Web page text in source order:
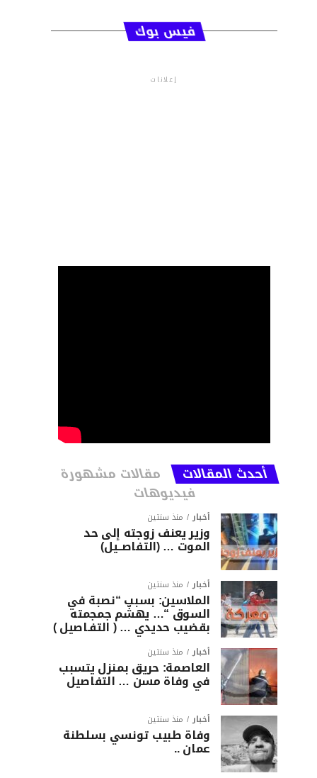
فيس بوك
إعلانات
أحدث المقالات مقالات مشهورة
فيديوهات
أخبار منذ سنتين
وزير يعنف زوجته إلى حد
الموت … (التفاصــيل)
أخبار منذ سنتين
الملاسين: بسبب “نصبة في
السوق “… يهشّم جمجمته
بقضيب حديدي … ( التفـاصيل )
أخبار منذ سنتين
العاصمة: حريق بمنزل يتسبب
في وفاة مسن … التفاصيل
أخبار منذ سنتين
وفاة طبيب تونسي بسلطنة
عمان ..